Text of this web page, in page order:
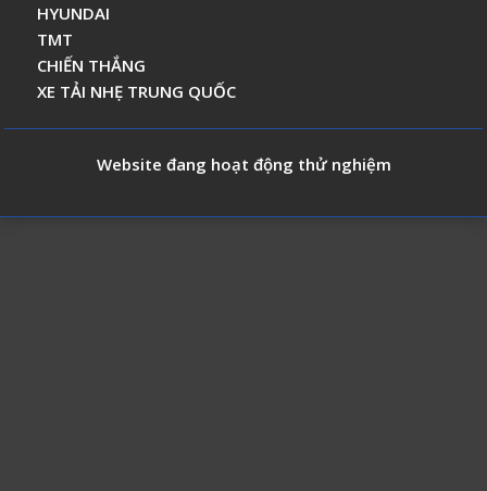
HYUNDAI
TMT
CHIẾN THẮNG
XE TẢI NHẸ TRUNG QUỐC
Website đang hoạt động thử nghiệm